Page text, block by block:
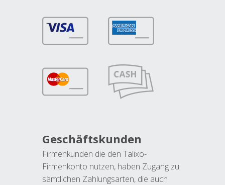
Geschäftskunden
Firmenkunden die den Talixo-
Firmenkonto nutzen, haben Zugang zu
sämtlichen Zahlungsarten, die auch